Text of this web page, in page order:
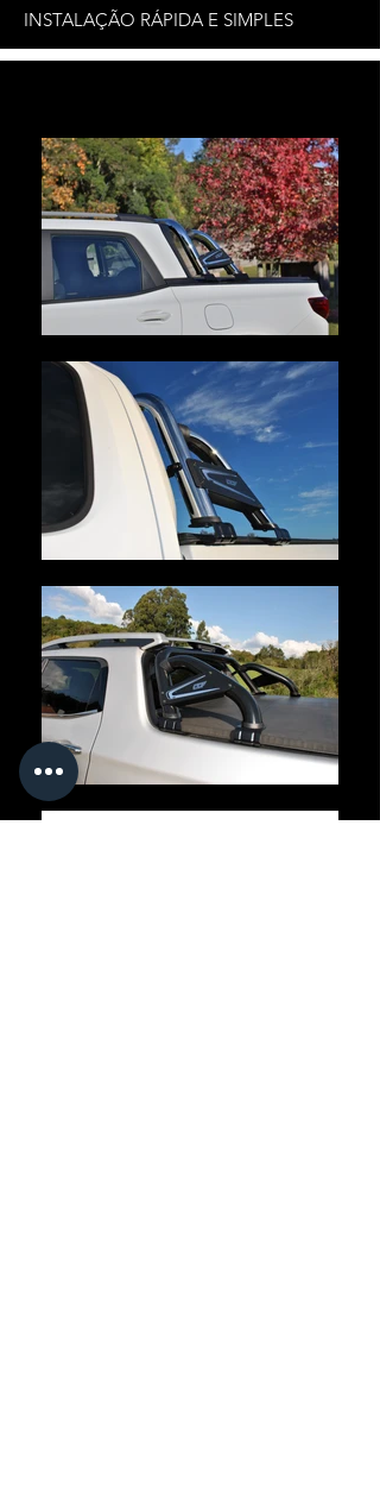
INSTALAÇÃO RÁPIDA E SIMPLES